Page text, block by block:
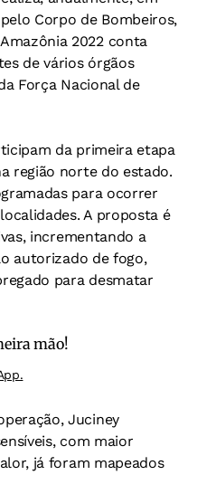
Corpo de Bombeiros,
2022 conta
de vários órgãos
Força Nacional de
da primeira etapa
região norte do estado.
para ocorrer
A proposta é
incrementando a
autorizado de fogo,
para desmatar
mão!
Juciney
com maior
já foram mapeados